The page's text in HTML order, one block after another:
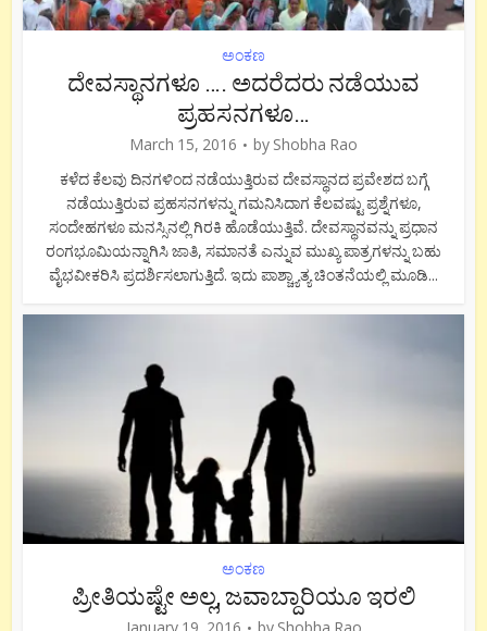
ಅಂಕಣ
ದೇವಸ್ಥಾನಗಳೂ …. ಅದರೆದರು ನಡೆಯುವ
ಪ್ರಹಸನಗಳೂ…
March 15, 2016 by Shobha Rao
ಕಳೆದ ಕೆಲವು ದಿನಗಳಿಂದ ನಡೆಯುತ್ತಿರುವ ದೇವಸ್ಥಾನದ ಪ್ರವೇಶದ ಬಗ್ಗೆ
ನಡೆಯುತ್ತಿರುವ ಪ್ರಹಸನಗಳನ್ನು ಗಮನಿಸಿದಾಗ ಕೆಲವಷ್ಟು ಪ್ರಶ್ನೆಗಳೂ,
ಸಂದೇಹಗಳೂ ಮನಸ್ಸಿನಲ್ಲಿ ಗಿರಕಿ ಹೊಡೆಯುತ್ತಿವೆ. ದೇವಸ್ಥಾನವನ್ನು ಪ್ರಧಾನ
ರಂಗಭೂಮಿಯನ್ನಾಗಿಸಿ ಜಾತಿ, ಸಮಾನತೆ ಎನ್ನುವ ಮುಖ್ಯ ಪಾತ್ರಗಳನ್ನು ಬಹು
ವೈಭವೀಕರಿಸಿ ಪ್ರದರ್ಶಿಸಲಾಗುತ್ತಿದೆ. ಇದು ಪಾಶ್ಚ್ಯಾತ್ಯ ಚಿಂತನೆಯಲ್ಲಿ ಮೂಡಿ...
ಅಂಕಣ
ಪ್ರೀತಿಯಷ್ಟೇ ಅಲ್ಲ, ಜವಾಬ್ದಾರಿಯೂ ಇರಲಿ
January 19, 2016 by Shobha Rao